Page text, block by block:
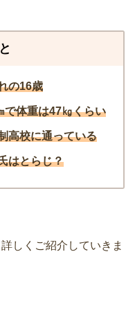
の16歳
で体重は47㎏くらい
高校に通っている
はとらじ？
しくご紹介していきま